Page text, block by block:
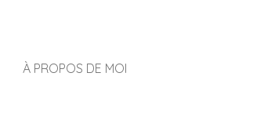
À PROPOS DE MOI